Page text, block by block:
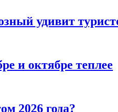
удивит
и октябре теплее
2026 года?